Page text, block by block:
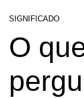
SIGNIFICADO
O